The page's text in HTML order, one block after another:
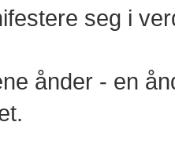
seg i
ånder - en